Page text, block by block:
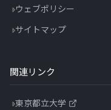
ウェブポリシー
サイトマップ
関連リンク
東京都立大学